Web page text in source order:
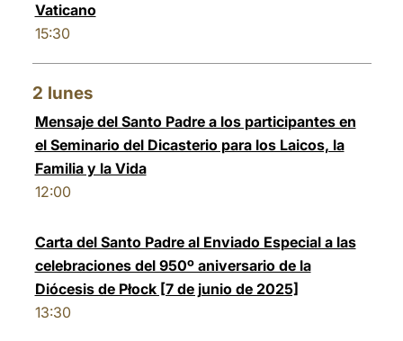
Vaticano
15:30
2 lunes
Mensaje del Santo Padre a los participantes en
el Seminario del Dicasterio para los Laicos, la
Familia y la Vida
12:00
Carta del Santo Padre al Enviado Especial a las
celebraciones del 950º aniversario de la
Diócesis de Płock [7 de junio de 2025]
13:30